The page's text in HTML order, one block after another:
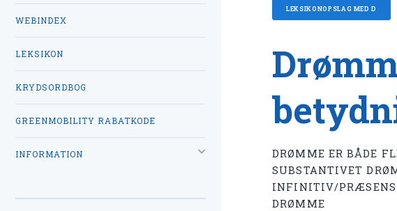
LEKSIKONOPSLAG MED D
DRØMME ER BÅDE
SUBSTANTIVET
INFINITIV/
DRØMME
WEBINDEX
LEKSIKON
KRYDSORDBOG
GREENMOBILITY RABATKODE
INFORMATION